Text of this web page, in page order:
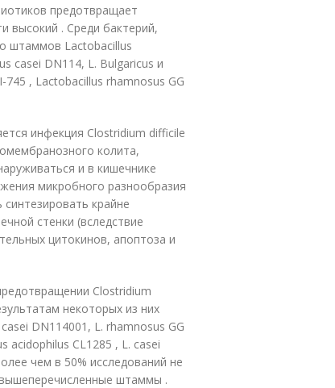
предотвращает
высокий . Среди бактерий,
штаммов Lactobacillus
casei DN114, L. Bulgaricus и
, Lactobacillus rhamnosus GG
инфекция Clostridium difficile
колита,
и в кишечнике
микробного разнообразия
крайне
стенки (вследствие
цитокинов, апоптоза и
Clostridium
некоторых из них
DN114001, L. rhamnosus GG
CL1285 , L. casei
чем в 50% исследований не
штаммы .